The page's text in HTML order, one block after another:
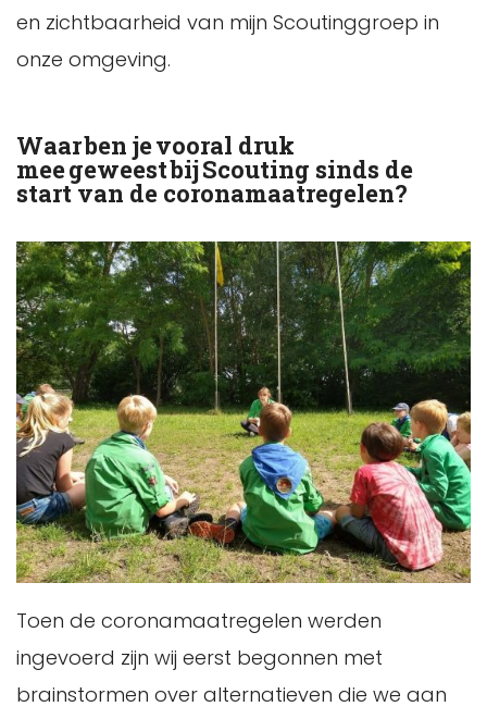
en zichtbaarheid van mijn Scoutinggroep in
onze omgeving.
Waar ben je vooral druk
mee geweest bij Scouting sinds de
start van de coronamaatregelen?
Toen de coronamaatregelen werden
ingevoerd zijn wij eerst begonnen met
brainstormen over alternatieven die we aan